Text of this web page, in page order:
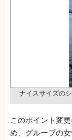
ナイスサイズの
このポイント変
め、グループの